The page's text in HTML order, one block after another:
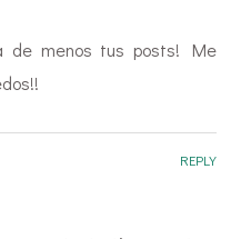
de menos tus posts! Me
REPLY